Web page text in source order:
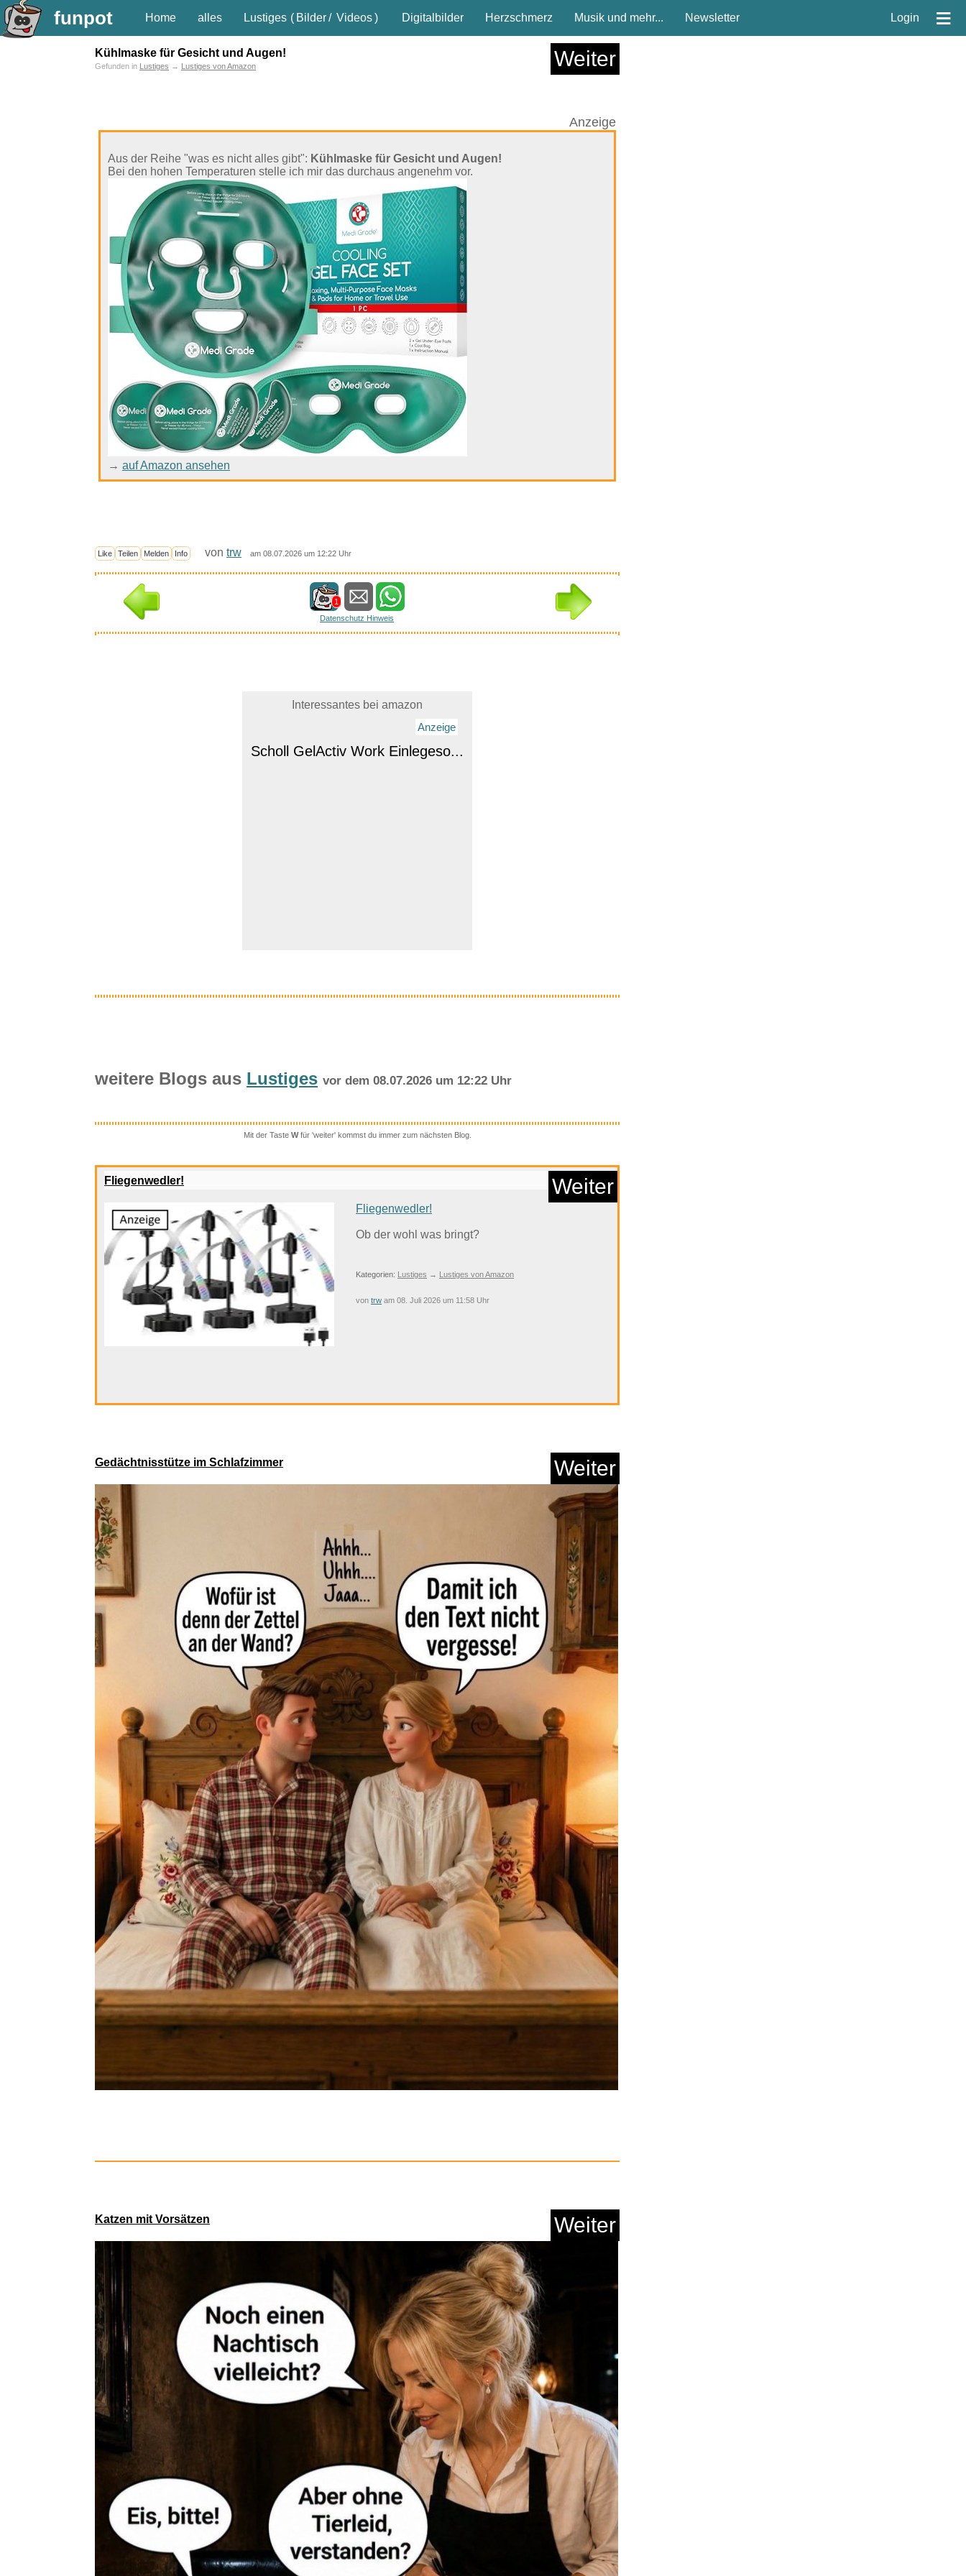
funpot Home alles Lustiges ( Bilder/ Videos) Digitalbilder Herzschmerz Musik und mehr... Newsletter Login ≡
Kühlmaske für Gesicht und Augen! Weiter
Gefunden in Lustiges → Lustiges von Amazon
Anzeige
Aus der Reihe "was es nicht alles gibt": Kühlmaske für Gesicht und Augen!
Bei den hohen Temperaturen stelle ich mir das durchaus angenehm vor.
→ auf Amazon ansehen
Like Teilen Melden Info von trw am 08.07.2026 um 12:22 Uhr
1
Datenschutz Hinweis
Interessantes bei amazon
Anzeige
Anzeige
tiptoi® Abenteuer Großw...
Alkotester, Zertifizierter tra...
Anzeige
JLPT KOSHIKI MONDAISHU
N5...
Anzeige
Generisch Sleepy Tücher S...
Anzeige
weitere Blogs aus Lustiges vor dem 08.07.2026 um 12:22 Uhr
Mit der Taste Wfür 'weiter' kommst du immer zum nächsten Blog.
Fliegenwedler! Weiter
Fliegenwedler!
Ob der wohl was bringt?
Kategorien: Lustiges → Lustiges von Amazon
von trw am 08. Juli 2026 um 11:58 Uhr
Gedächtnisstütze im Schlafzimmer Weiter
Katzen mit Vorsätzen Weiter